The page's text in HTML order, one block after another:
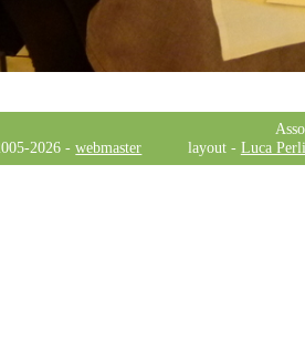
2026 -webmaster layout - Luca